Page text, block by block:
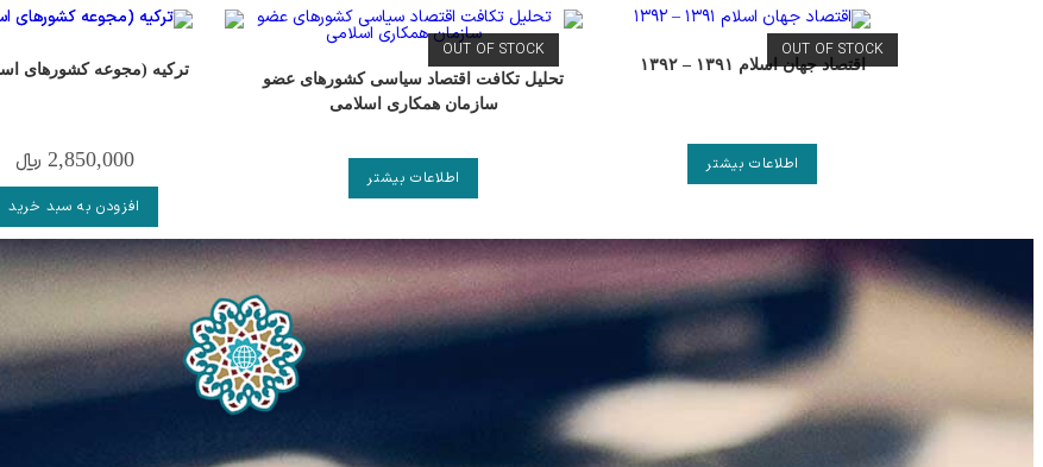
OUT OF STOCK
اقتصاد جهان اسلام ۱۳۹۱ – ۱۳۹۲
اطلاعات بیشتر
OUT OF STOCK
تحلیل تکافت اقتصاد سیاسی کشورهای عضو
سازمان همکاری اسلامی
اطلاعات بیشتر
ترکیه (مجوعه کشورهای
2,850,000 ﷼
افزودن به سبد خرید